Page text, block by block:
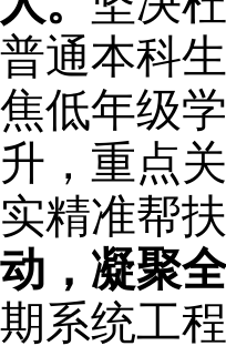
普通本科
焦低年级
升，重点
实精准帮
动，凝聚
期 系统工